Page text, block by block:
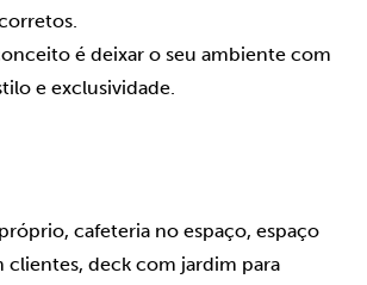
é deixar o seu ambiente com
e exclusividade.
cafeteria no espaço, espaço
clientes, deck com jardim para